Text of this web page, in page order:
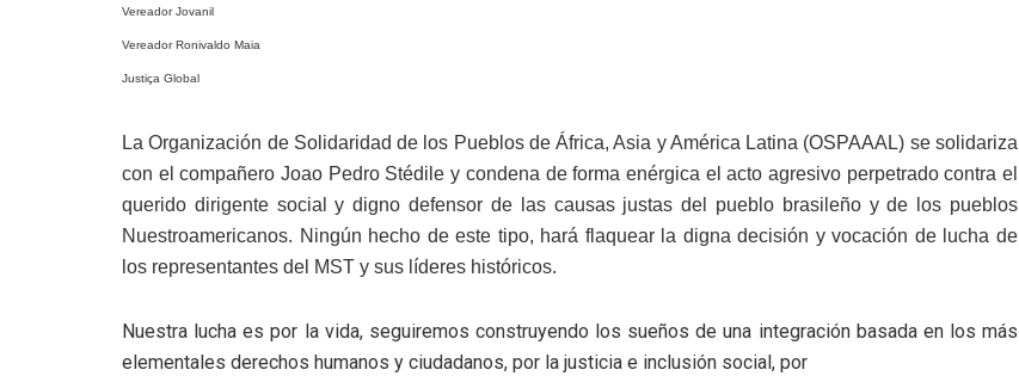
Vereador Jovanil
Vereador Ronivaldo Maia
Justiça Global
La Organización de Solidaridad de los Pueblos de África, Asia y América Latina (OSPAAAL) se solidariza
con el compañero Joao Pedro Stédile y condena de forma enérgica el acto agresivo perpetrado contra el
querido dirigente social y digno defensor de las causas justas del pueblo brasileño y de los pueblos
Nuestroamericanos. Ningún hecho de este tipo, hará flaquear la digna decisión y vocación de lucha de
los representantes del MST y sus líderes históricos.
Nuestra lucha es por la vida, seguiremos construyendo los sueños de una integración basada en los más
elementales derechos humanos y ciudadanos, por la justicia e inclusión social, por